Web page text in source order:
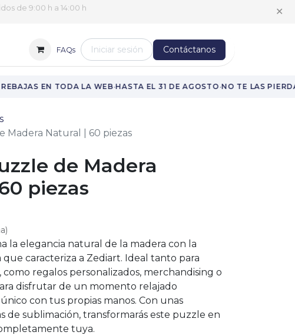
de 9:00 h a 14:00 h ✕
FAQs Iniciar sesión Contáctanos
EN TODA LA WEB·HASTA EL 31 DE AGOSTO·NO TE LAS
Madera Natural | 60 piezas
de Madera
piezas
la elegancia natural de la madera con la
caracteriza a Zediart. Ideal tanto para
como regalos personalizados, merchandising o
disfrutar de un momento relajado
con tus propias manos. Con unas
de sublimación, transformarás este puzzle en
tuya.